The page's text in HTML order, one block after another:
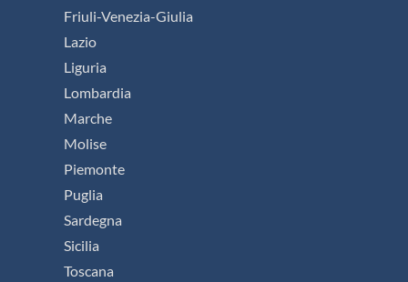
Friuli-Venezia-Giulia
Lazio
Liguria
Lombardia
Marche
Molise
Piemonte
Puglia
Sardegna
Sicilia
Toscana